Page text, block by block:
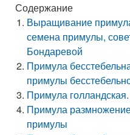
Содержание
Выращивание
семена примулы,
Бондаревой
Примула
примулы
Примула
Примула
примулы